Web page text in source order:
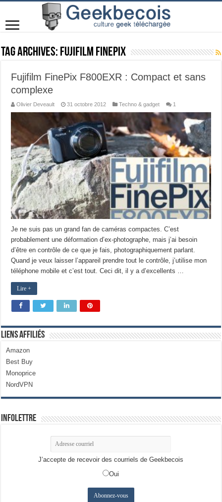
Tag Archives: fujifilm finepix
Fujifilm FinePix F800EXR : Compact et sans
complexe
Olivier Deveault 31 octobre 2012 Techno & gadget 1
Je ne suis pas un grand fan de caméras compactes. C’est
probablement une déformation d’ex-photographe, mais j’ai besoin
d’être en contrôle de ce que je fais, photographiquement parlant.
Quand je veux laisser l’appareil prendre tout le contrôle, j’utilise mon
téléphone mobile et c’est tout. Ceci dit, il y a d’excellents …
Lire +
Liens Affiliés
Amazon
Best Buy
Monoprice
NordVPN
Infolettre
J’accepte de recevoir des courriels de Geekbecois
Oui